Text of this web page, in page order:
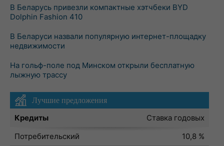
В Беларусь привезли компактные хэтчбеки BYD
Dolphin Fashion 410
В Беларуси назвали популярную интернет-площадку
недвижимости
На гольф-поле под Минском открыли бесплатную
лыжную трассу
Лучшие предложения
Кредиты
Ставка годовых
Потребительский
10,8 %